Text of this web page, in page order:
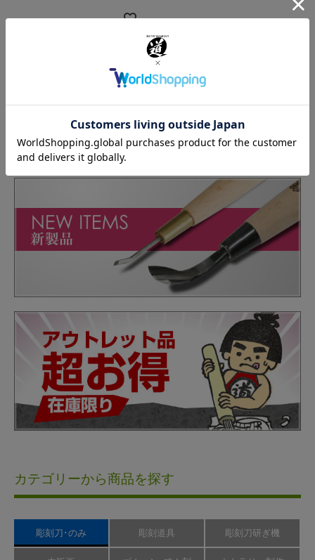
カテゴリーから商品を探す
彫刻刀･のみ 彫刻道具 彫刻刀研ぎ機